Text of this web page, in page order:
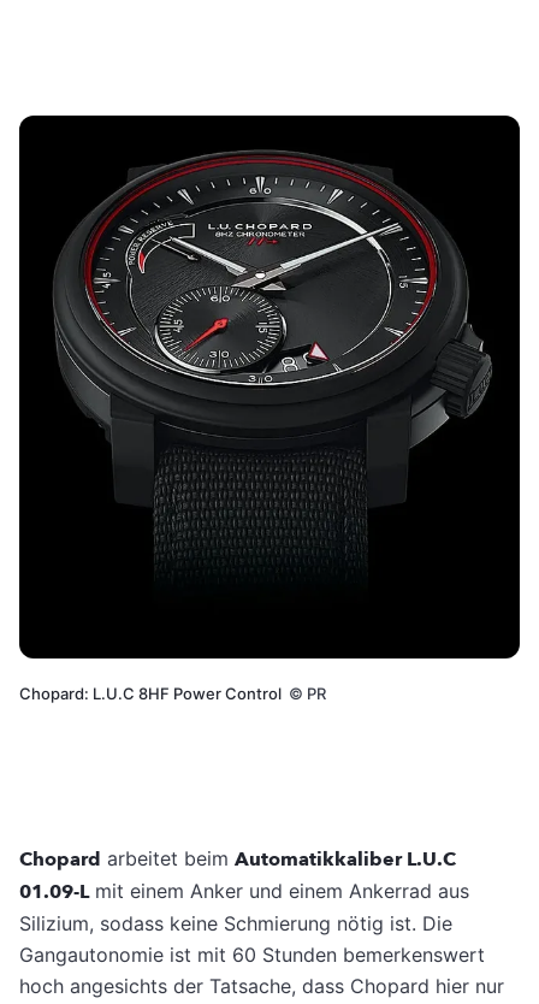
Chopard: L.U.C 8HF Power Control © PR
Chopard arbeitet beim Automatikkaliber L.U.C
01.09-Lmit einem Anker und einem Ankerrad aus
Silizium, sodass keine Schmierung nötig ist. Die
Gangautonomie ist mit 60 Stunden bemerkenswert
hoch angesichts der Tatsache, dass Chopard hier nur